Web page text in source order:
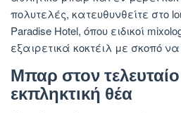
πολυτελές, κατευθυνθείτε στο
Paradise Hotel, όπου ειδικοί
εξαιρετικά κοκτέιλ με σκοπό
Μπαρ στον
εκπληκτική θέα